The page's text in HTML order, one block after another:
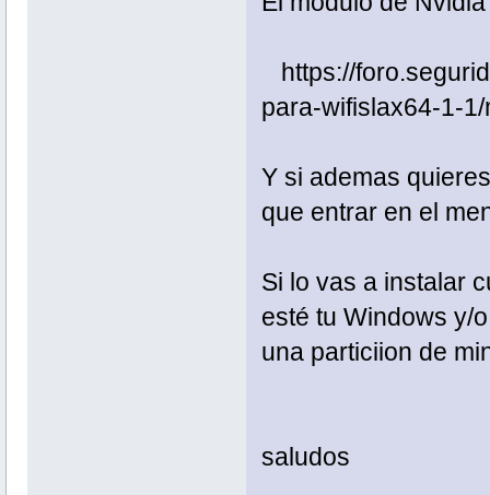
https://
para-wifislax64-1-
Y si ademas
que entrar en el
Si lo vas a instalar
esté tu Windows y/
una particiion de
saludos